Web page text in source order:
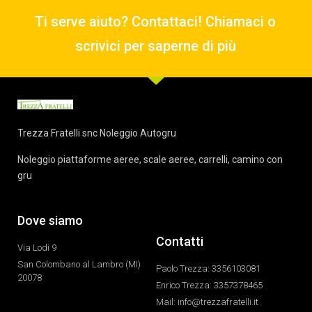
Ti serve aiuto? Contattaci! Chiamaci o
scrivici per saperne di più
Trezza Fratelli snc Noleggio Autogru
Noleggio piattaforme aeree, scale aeree, carrelli, camino con
gru
Dove siamo
Via Lodi 9
San Colombano al Lambro (MI)
20078
Contatti
Paolo Trezza: 3356103081
Enrico Trezza: 3357378465
Mail: info@trezzafratelli.it